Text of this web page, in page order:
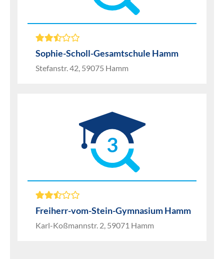
Sophie-Scholl-Gesamtschule Hamm
Stefanstr. 42, 59075 Hamm
3
Freiherr-vom-Stein-Gymnasium Hamm
Karl-Koßmannstr. 2, 59071 Hamm